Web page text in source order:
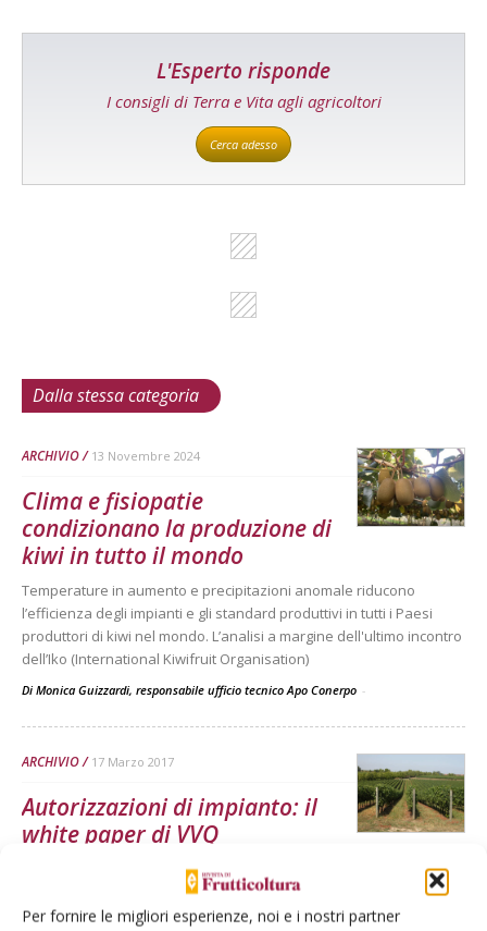
Per fornire le migliori esperienze, noi e i nostri partner
L'Esperto risponde
I consigli di Terra e Vita agli agricoltori
Cerca adesso
Dalla stessa categoria
ARCHIVIO 13 Novembre 2024
Clima e fisiopatie
condizionano la produzione di
kiwi in tutto il mondo
Temperature in aumento e precipitazioni anomale riducono
l’efficienza degli impianti e gli standard produttivi in tutti i Paesi
produttori di kiwi nel mondo. L’analisi a margine dell'ultimo incontro
dell’Iko (International Kiwifruit Organisation)
Di Monica Guizzardi, responsabile ufficio tecnico Apo Conerpo -
ARCHIVIO 17 Marzo 2017
Autorizzazioni di impianto: il
white paper di VVQ
A un anno dall'entrata in vigore della nuova disciplina europea